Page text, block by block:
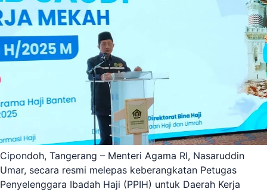
Cipondoh, Tangerang – Menteri Agama RI, Nasaruddin
Umar, secara resmi melepas keberangkatan Petugas
Penyelenggara Ibadah Haji (PPIH) untuk Daerah Kerja